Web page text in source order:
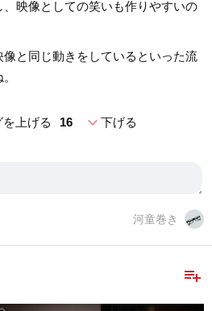
映像としての笑いも作りやすいの
と同じ動きをしているといった流
上げる 16 expand_more下げる
河童巻き
playlist_add